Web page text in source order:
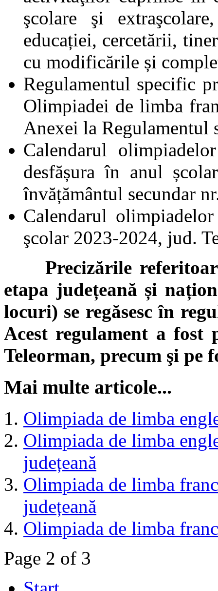
şcolare şi
educației, cercetării,
cu modificările și
Regulamentul specific
Olimpiadei de limba
Anexei la Regulamentul
Calendarul
desfășura în anul
învățământul secundar
Calendarul
şcolar 2023-2024, jud.
Precizările
etapa județeană și
locuri) se regăsesc în
Acest regulament a fost
Teleorman, precum şi
Mai multe articole...
Olimpiada de limba
Olimpiada de limba
județeană
Olimpiada de limba
județeană
Olimpiada de limba
Page 2 of 3